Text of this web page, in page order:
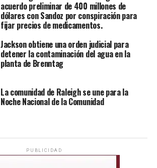
acuerdo preliminar de 400 millones de
dólares con Sandoz por conspiración para
fijar precios de medicamentos.
Jackson obtiene una orden judicial para
detener la contaminación del agua en la
planta de Brenntag
La comunidad de Raleigh se une para la
Noche Nacional de la Comunidad
PUBLICIDAD